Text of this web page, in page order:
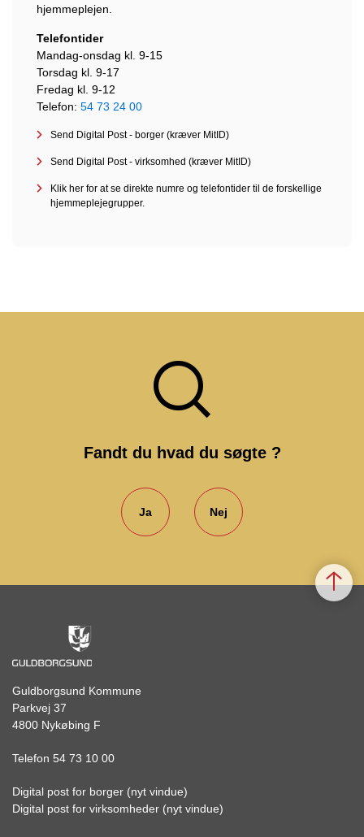
hjemmeplejen.
Telefontider
Mandag-onsdag kl. 9-15
Torsdag kl. 9-17
Fredag kl. 9-12
Telefon: 54 73 24 00
Send Digital Post - borger (kræver MitID)
Send Digital Post - virksomhed (kræver MitID)
Klik her for at se direkte numre og telefontider til de forskellige
hjemmeplejegrupper.
Fandt du hvad du søgte ?
Ja Nej
Guldborgsund Kommune
Parkvej 37
4800 Nykøbing F
Telefon 54 73 10 00
Digital post for borger (nyt vindue)
Digital post for virksomheder (nyt vindue)